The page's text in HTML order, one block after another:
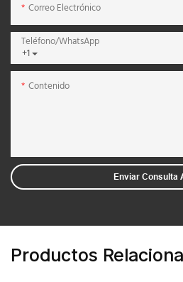
Correo Electrónico
+1
Teléfono/WhatsApp
Contenido
Enviar Consulta
Productos